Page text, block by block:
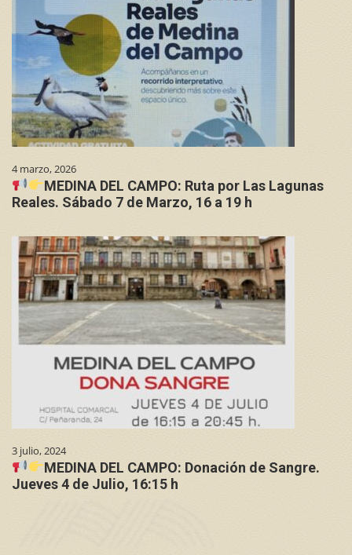
4 marzo, 2026
MEDINA DEL CAMPO: Ruta por Las Lagunas
Reales. Sábado 7 de Marzo, 16 a 19 h
3 julio, 2024
MEDINA DEL CAMPO: Donación de Sangre.
Jueves 4 de Julio, 16:15 h